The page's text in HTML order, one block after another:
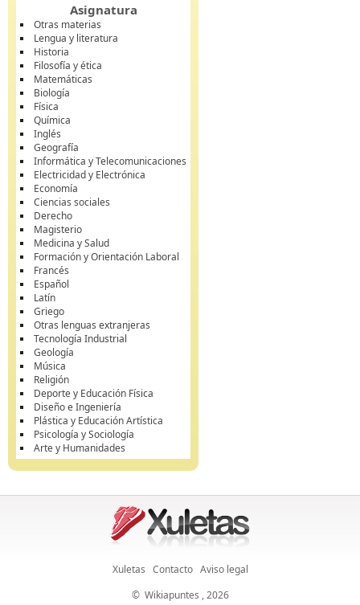
Asignatura
Otras materias
Lengua y literatura
Historia
Filosofía y ética
Matemáticas
Biología
Física
Química
Inglés
Geografía
Informática y Telecomunicaciones
Electricidad y Electrónica
Economía
Ciencias sociales
Derecho
Magisterio
Medicina y Salud
Formación y Orientación Laboral
Francés
Español
Latín
Griego
Otras lenguas extranjeras
Tecnología Industrial
Geología
Música
Religión
Deporte y Educación Física
Diseño e Ingeniería
Plástica y Educación Artística
Psicología y Sociología
Arte y Humanidades
Xuletas Contacto Aviso legal
© Wikiapuntes , 2026